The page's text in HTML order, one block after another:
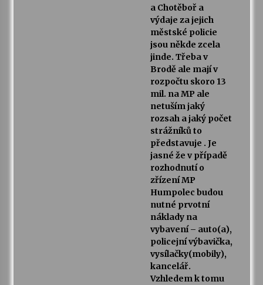
a Chotěboř a
výdaje za jejich
městské policie
jsou někde zcela
jinde. Třeba v
Brodě ale mají v
rozpočtu skoro 13
mil. na MP ale
netuším jaký
rozsah a jaký počet
strážníků to
představuje . Je
jasné že v případě
rozhodnutí o
zřízení MP
Humpolec budou
nutné prvotní
náklady na
vybavení – auto(a),
policejní výbavička,
vysílačky(mobily),
kancelář.
Vzhledem k tomu